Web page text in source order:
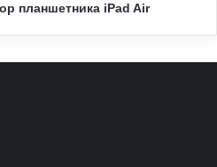
планшетника iPad Air